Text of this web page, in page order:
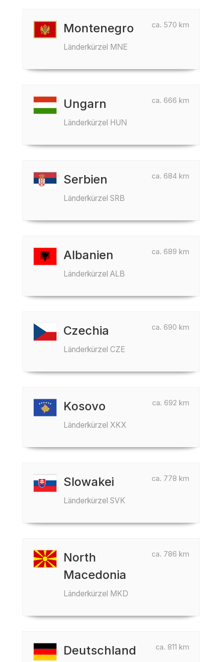
ca. 570 km
Montenegro
Länderkürzel MNE
ca. 666 km
Ungarn
Länderkürzel HUN
ca. 684 km
Serbien
Länderkürzel SRB
ca. 689 km
Albanien
Länderkürzel ALB
ca. 690 km
Czechia
Länderkürzel CZE
ca. 692 km
Kosovo
Länderkürzel XKX
ca. 778 km
Slowakei
Länderkürzel SVK
ca. 786 km
North
Macedonia
Länderkürzel MKD
ca. 811 km
Deutschland